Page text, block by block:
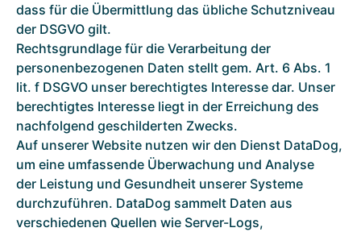
dass für die Übermittlung das übliche Schutzniveau
der DSGVO gilt.
Rechtsgrundlage für die Verarbeitung der
personenbezogenen Daten stellt gem. Art. 6 Abs. 1
lit. f DSGVO unser berechtigtes Interesse dar. Unser
berechtigtes Interesse liegt in der Erreichung des
nachfolgend geschilderten Zwecks.
Auf unserer Website nutzen wir den Dienst DataDog,
um eine umfassende Überwachung und Analyse
der Leistung und Gesundheit unserer Systeme
durchzuführen. DataDog sammelt Daten aus
verschiedenen Quellen wie Server-Logs,